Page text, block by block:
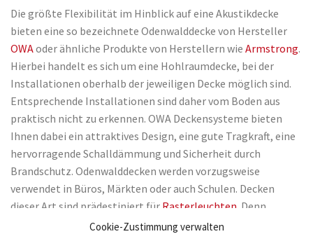
Cookie-Zustimmung verwalten
Die größte Flexibilität im Hinblick auf eine Akustikdecke
bieten eine so bezeichnete Odenwalddecke von Hersteller
OWAoder ähnliche Produkte von Herstellern wie Armstrong.
Hierbei handelt es sich um eine Hohlraumdecke, bei der
Installationen oberhalb der jeweiligen Decke möglich sind.
Entsprechende Installationen sind daher vom Boden aus
praktisch nicht zu erkennen. OWA Deckensysteme bieten
Ihnen dabei ein attraktives Design, eine gute Tragkraft, eine
hervorragende Schalldämmung und Sicherheit durch
Brandschutz. Odenwalddecken werden vorzugsweise
verwendet in Büros, Märkten oder auch Schulen. Decken
dieser Art sind prädestiniert für Rasterleuchten . Denn
einfacher kann der Einbau nicht funktionieren. Da die